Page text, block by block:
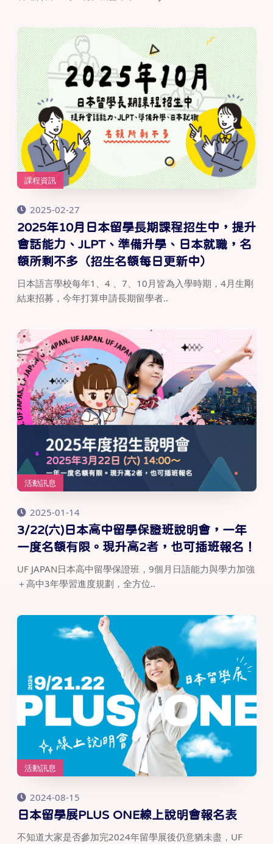
課程資訊
2025-02-27
2025年10月日本留學長期課程招生中，提升
會話能力、JLPT、準備升學、日本就職，名
額所剩不多（招生名額每日更新中）
日本語言學校每年1、4 、7、10月皆為入學時期，4月生剛
結束招募，今年打算申請長期留學者..
活動訊息
2025-01-14
3/22(六)日本高中留學保證班說明會，一年
一度名額有限。現升高2者，也可插班報名！
UF JAPAN日本高中留學保證班，9個月日語能力與學力加強
＋高中3年學習進度規劃，全方位..
活動訊息
2024-08-15
日本留學展PLUS ONE線上說明會報名表
不知道大家是否參加完2024年留學展後仍意猶未盡，UF